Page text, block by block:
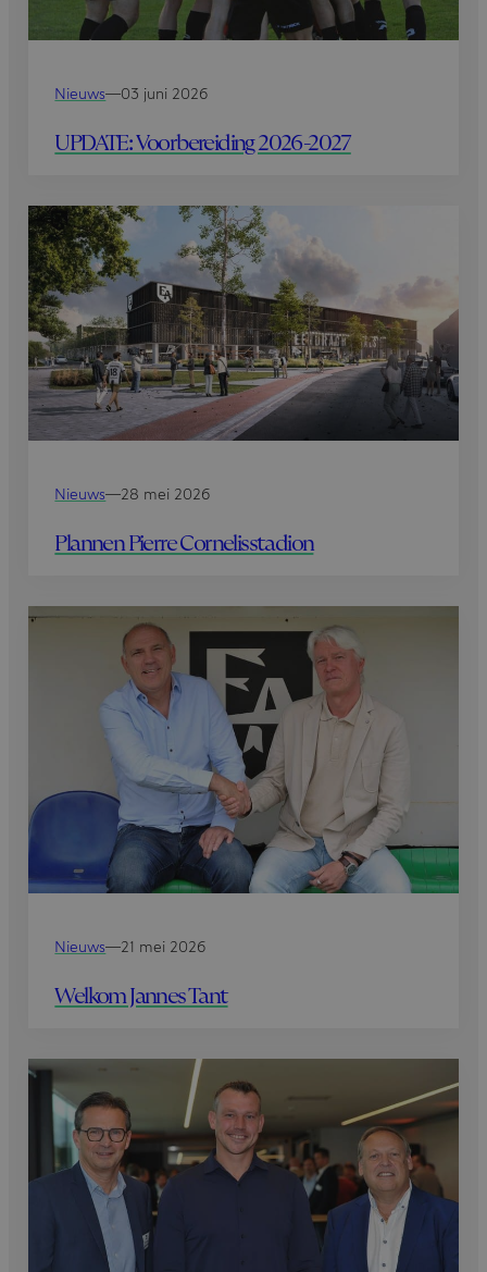
Nieuws—03 juni 2026
UPDATE: Voorbereiding 2026-2027
Nieuws—28 mei 2026
Plannen Pierre Cornelisstadion
Nieuws—21 mei 2026
Welkom Jannes Tant